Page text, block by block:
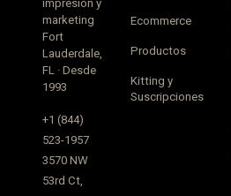
impresión y
marketing
Fort
Lauderdale,
FL · Desde
1993
+1 (844)
523-1957
3570 NW
53rd Ct,
Ecommerce
Productos
Kitting y
Suscripciones